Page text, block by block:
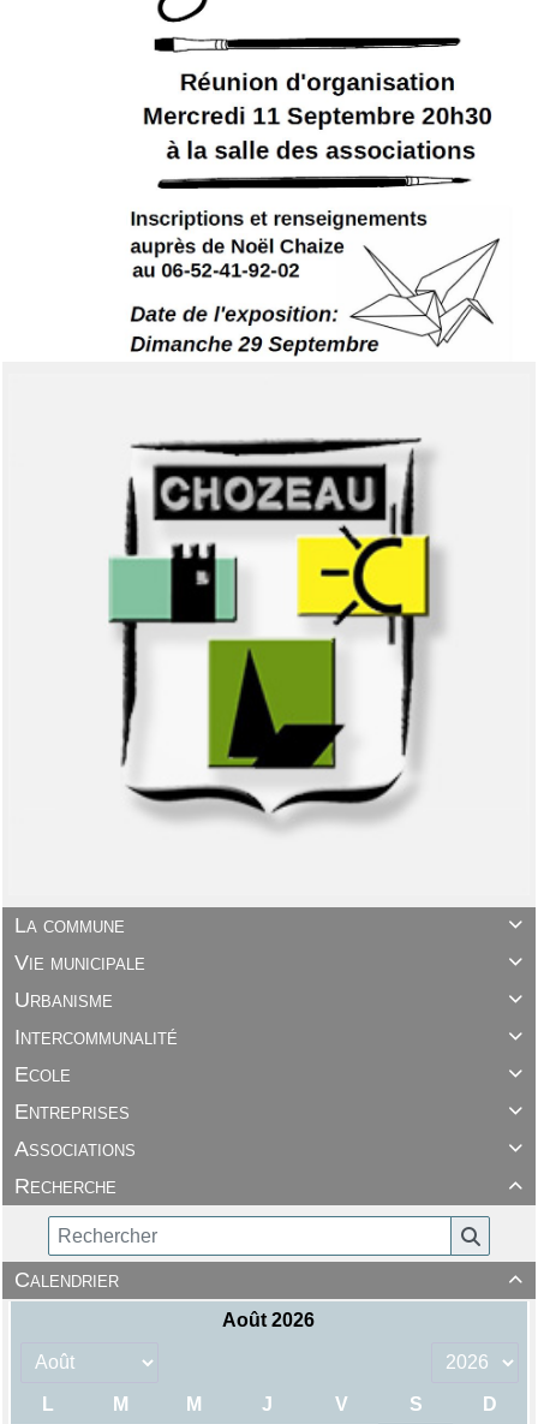

La commune

Vie municipale

Urbanisme

Intercommunalité

Ecole

Entreprises

Associations

Recherche

Calendrier